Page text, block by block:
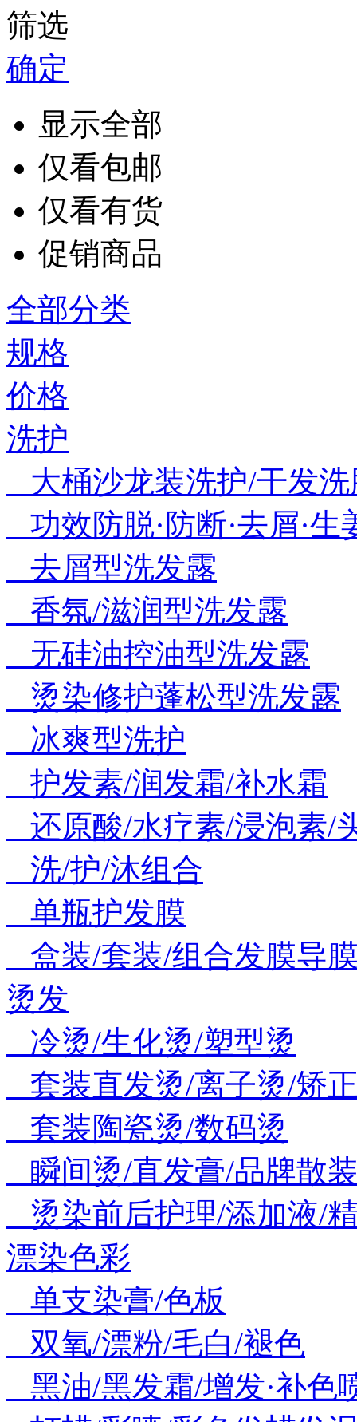
筛选
确定
显示全部
仅看包邮
仅看有货
促销商品
全部分类
规格
价格
洗护
大桶沙龙装洗护/干发
功效防脱·防断·去屑·生
去屑型洗发露
香氛/滋润型洗发露
无硅油控油型洗发露
烫染修护蓬松型洗发露
冰爽型洗护
护发素/润发霜/补水霜
还原酸/水疗素/浸泡素/
洗/护/沐组合
单瓶护发膜
盒装/套装/组合发膜导
烫发
冷烫/生化烫/塑型烫
套装直发烫/离子烫/矫
套装陶瓷烫/数码烫
瞬间烫/直发膏/品牌散
烫染前后护理/添加液/
漂染色彩
单支染膏/色板
双氧/漂粉/毛白/褪色
黑油/黑发霜/增发·补色